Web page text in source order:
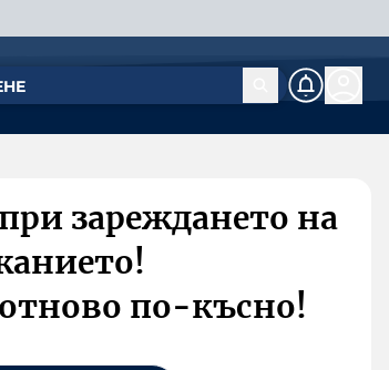
зареждането на
по-късно!